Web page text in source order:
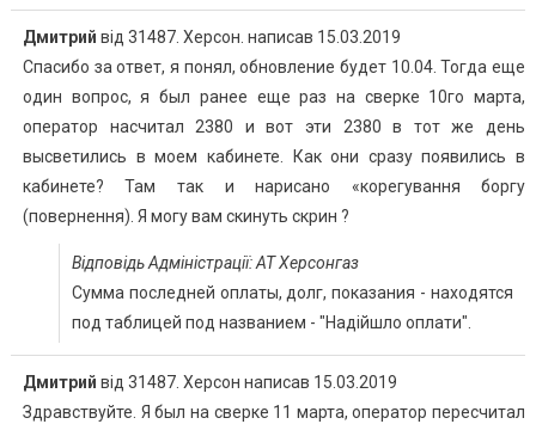
Дмитрий від 31487. Херсон. написав 15.03.2019
Спасибо за ответ, я понял, обновление будет 10.04. Тогда еще
один вопрос, я был ранее еще раз на сверке 10го марта,
оператор насчитал 2380 и вот эти 2380 в тот же день
высветились в моем кабинете. Как они сразу появились в
кабинете? Там так и нарисано «корегування боргу
(повернення). Я могу вам скинуть скрин ?
Відповідь Адміністрації: АТ Херсонгаз
Сумма последней оплаты, долг, показания - находятся
под таблицей под названием - "Надійшло оплати".
Дмитрий від 31487. Херсон написав 15.03.2019
Здравствуйте. Я был на сверке 11 марта, оператор пересчитал